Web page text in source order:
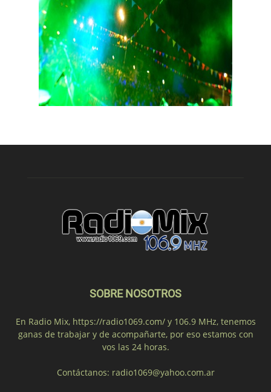
SOBRE NOSOTROS
En Radio Mix, https://radio1069.com/ y 106.9 MHz, tenemos
ganas de trabajar y de acompañarte, por eso estamos con
vos las 24 horas.
Contáctanos: radio1069@yahoo.com.ar